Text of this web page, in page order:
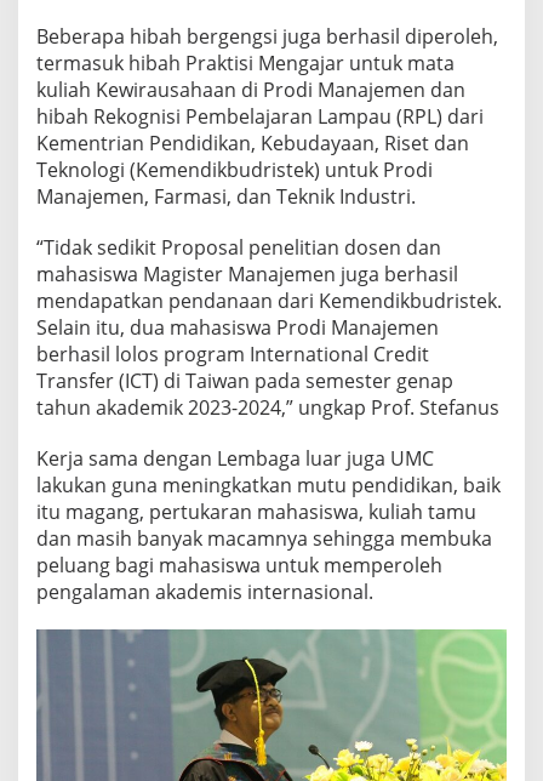
Beberapa hibah bergengsi juga berhasil diperoleh,
termasuk hibah Praktisi Mengajar untuk mata
kuliah Kewirausahaan di Prodi Manajemen dan
hibah Rekognisi Pembelajaran Lampau (RPL) dari
Kementrian Pendidikan, Kebudayaan, Riset dan
Teknologi (Kemendikbudristek) untuk Prodi
Manajemen, Farmasi, dan Teknik Industri.
“Tidak sedikit Proposal penelitian dosen dan
mahasiswa Magister Manajemen juga berhasil
mendapatkan pendanaan dari Kemendikbudristek.
Selain itu, dua mahasiswa Prodi Manajemen
berhasil lolos program International Credit
Transfer (ICT) di Taiwan pada semester genap
tahun akademik 2023-2024,” ungkap Prof. Stefanus
Kerja sama dengan Lembaga luar juga UMC
lakukan guna meningkatkan mutu pendidikan, baik
itu magang, pertukaran mahasiswa, kuliah tamu
dan masih banyak macamnya sehingga membuka
peluang bagi mahasiswa untuk memperoleh
pengalaman akademis internasional.